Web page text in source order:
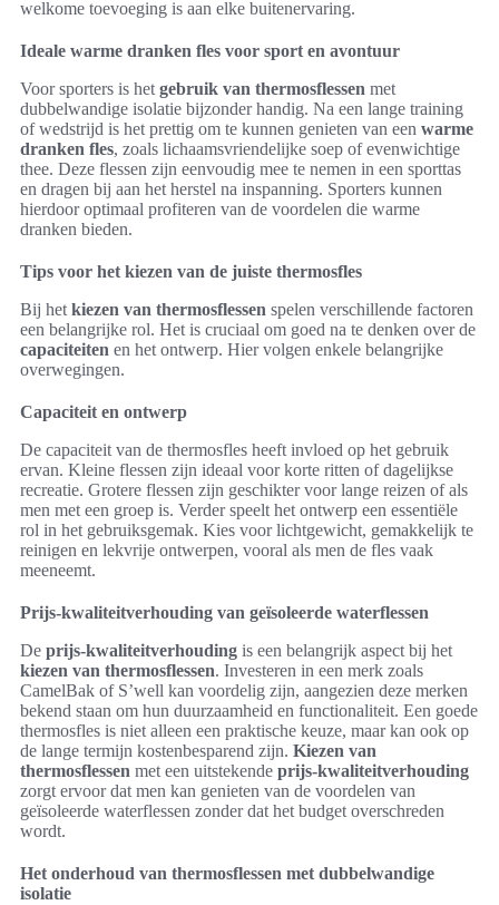
welkome toevoeging is aan elke buitenervaring.
Ideale warme dranken fles voor sport en avontuur
Voor sporters is het gebruik van thermosflessen met
dubbelwandige isolatie bijzonder handig. Na een lange training
of wedstrijd is het prettig om te kunnen genieten van een warme
dranken fles, zoals lichaamsvriendelijke soep of evenwichtige
thee. Deze flessen zijn eenvoudig mee te nemen in een sporttas
en dragen bij aan het herstel na inspanning. Sporters kunnen
hierdoor optimaal profiteren van de voordelen die warme
dranken bieden.
Tips voor het kiezen van de juiste thermosfles
Bij het kiezen van thermosflessen spelen verschillende factoren
een belangrijke rol. Het is cruciaal om goed na te denken over de
capaciteiten en het ontwerp. Hier volgen enkele belangrijke
overwegingen.
Capaciteit en ontwerp
De capaciteit van de thermosfles heeft invloed op het gebruik
ervan. Kleine flessen zijn ideaal voor korte ritten of dagelijkse
recreatie. Grotere flessen zijn geschikter voor lange reizen of als
men met een groep is. Verder speelt het ontwerp een essentiële
rol in het gebruiksgemak. Kies voor lichtgewicht, gemakkelijk te
reinigen en lekvrije ontwerpen, vooral als men de fles vaak
meeneemt.
Prijs-kwaliteitverhouding van geïsoleerde waterflessen
De prijs-kwaliteitverhouding is een belangrijk aspect bij het
kiezen van thermosflessen. Investeren in een merk zoals
CamelBak of S’well kan voordelig zijn, aangezien deze merken
bekend staan om hun duurzaamheid en functionaliteit. Een goede
thermosfles is niet alleen een praktische keuze, maar kan ook op
de lange termijn kostenbesparend zijn. Kiezen van
thermosflessen met een uitstekende prijs-kwaliteitverhouding
zorgt ervoor dat men kan genieten van de voordelen van
geïsoleerde waterflessen zonder dat het budget overschreden
wordt.
Het onderhoud van thermosflessen met dubbelwandige
isolatie